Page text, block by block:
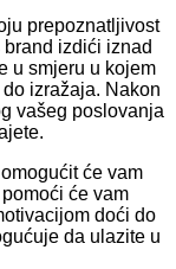
prepoznatljivost
izdići iznad
u smjeru u kojem
izražaja. Nakon
vašeg poslovanja
će vam
će vam
doći do
da ulazite u